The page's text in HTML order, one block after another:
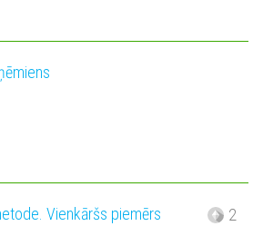
Vienkāršs piemērs 2